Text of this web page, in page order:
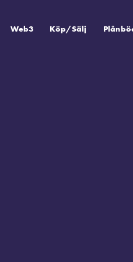
Web3 Köp/Sälj